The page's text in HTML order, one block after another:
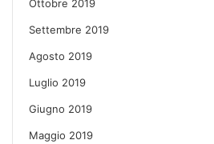
Ottobre 2019
Settembre 2019
Agosto 2019
Luglio 2019
Giugno 2019
Maggio 2019